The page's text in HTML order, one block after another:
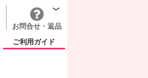
お問合せ・返品
ご利用ガイド